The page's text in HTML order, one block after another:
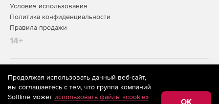
Условия использования
Политика конфиденциальности
Правила продажи
14+
На информационном ресурсе store.softline.ru применяются
рекомендательные технологии
(информационные технологии
предоставления информации на основе сбора,
систематизации и анализа сведений, относящихся к
Продолжая использовать данный веб-сайт,
вы соглашаетесь с тем, что группа компаний
Softline может использовать файлы «cookie»
OK